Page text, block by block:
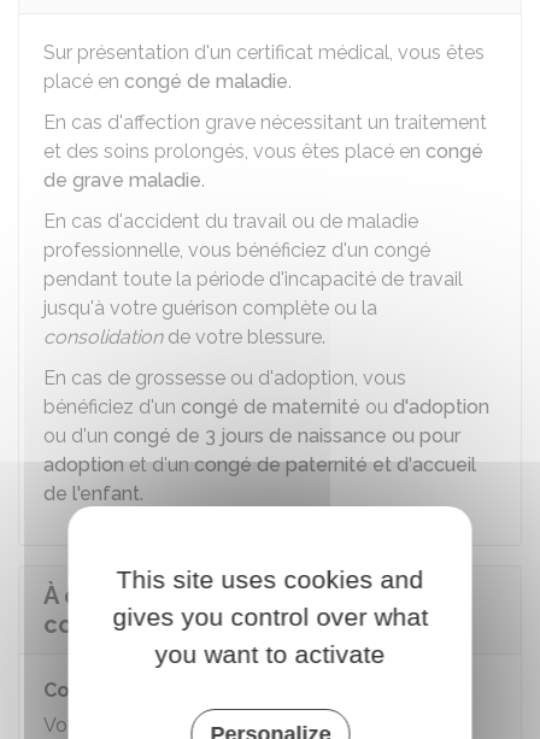
Sur présentation d'un certificat médical, vous êtes
placé en congé de maladie.
En cas d'affection grave nécessitant un traitement
et des soins prolongés, vous êtes placé en congé
de grave maladie.
En cas d'accident du travail ou de maladie
professionnelle, vous bénéficiez d'un congé
pendant toute la période d'incapacité de travail
jusqu'à votre guérison complète ou la
consolidationde votre blessure.
En cas de grossesse ou d'adoption, vous
bénéficiez d'un congé de maternité ou d'adoption
ou d'un congé de 3 jours de naissance ou pour
adoptionet d'uncongé de paternité et d'accueil
de l'enfant.
À quels congés a droit un
contractuel ?
Congés annuels
Vous avez droit à uncongé annuel
This site uses cookies and
gives you control over what
you want to activate
Personalize